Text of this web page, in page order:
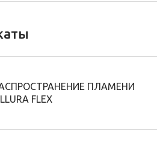
ПЛАМЕНИ
FLEX